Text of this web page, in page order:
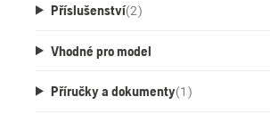
Příslušenství(2)
Vhodné pro model
Příručky a dokumenty(1 )